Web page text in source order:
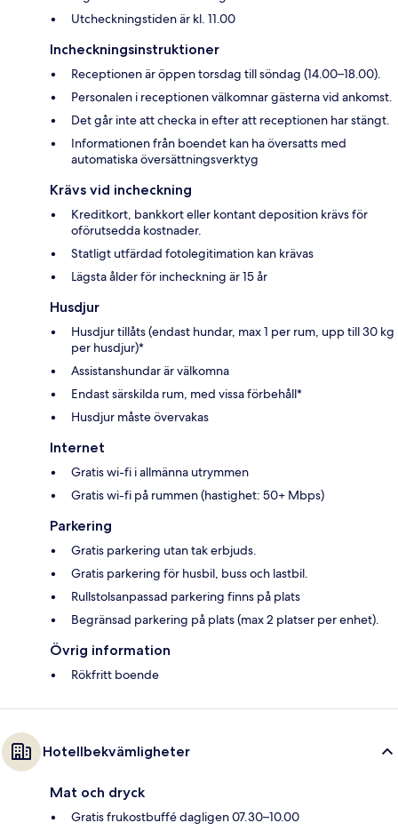
Utcheckningstiden är kl. 11.00
Incheckningsinstruktioner
Receptionen är öppen torsdag till söndag (14.00–18.00).
Personalen i receptionen välkomnar gästerna vid ankomst.
Det går inte att checka in efter att receptionen har stängt.
Informationen från boendet kan ha översatts med
automatiska översättningsverktyg
Krävs vid incheckning
Kreditkort, bankkort eller kontant deposition krävs för
oförutsedda kostnader.
Statligt utfärdad fotolegitimation kan krävas
Lägsta ålder för incheckning är 15 år
Husdjur
Husdjur tillåts (endast hundar, max 1 per rum, upp till 30 kg
per husdjur)*
Assistanshundar är välkomna
Endast särskilda rum, med vissa förbehåll*
Husdjur måste övervakas
Internet
Gratis wi-fi i allmänna utrymmen
Gratis wi-fi på rummen (hastighet: 50+ Mbps)
Parkering
Gratis parkering utan tak erbjuds.
Gratis parkering för husbil, buss och lastbil.
Rullstolsanpassad parkering finns på plats
Begränsad parkering på plats (max 2 platser per enhet).
Övrig information
Rökfritt boende
Hotellbekvämligheter
Mat och dryck
Gratis frukostbuffé dagligen 07.30–10.00